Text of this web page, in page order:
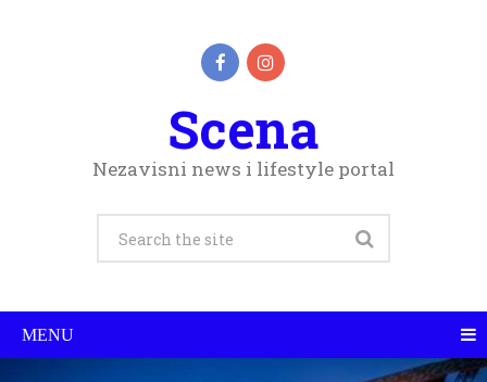
Scena
Nezavisni news i lifestyle portal
MENU